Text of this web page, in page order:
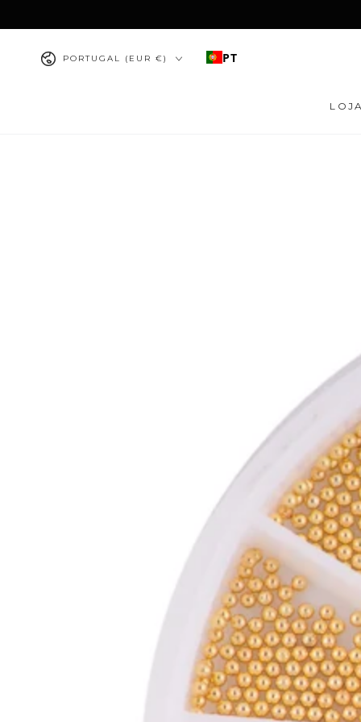
País/região
PORTUGAL (EUR €) PT